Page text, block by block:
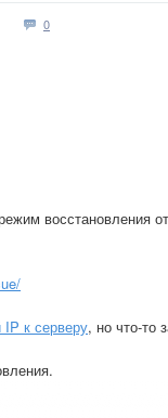
0
восстановления
к серверу, но что-то